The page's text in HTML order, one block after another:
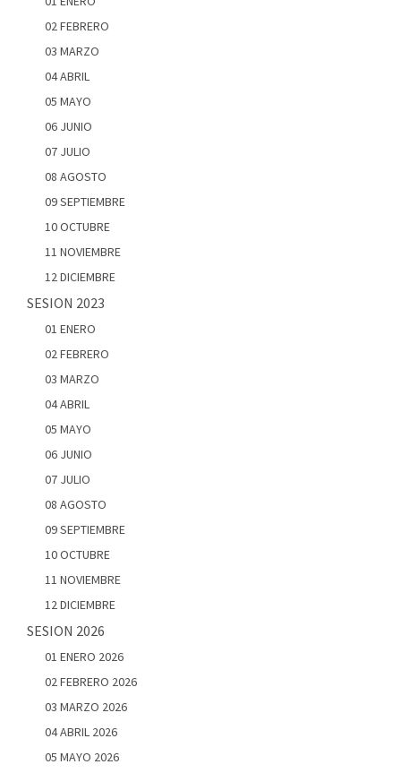
02 FEBRERO
03 MARZO
04 ABRIL
05 MAYO
06 JUNIO
07 JULIO
08 AGOSTO
09 SEPTIEMBRE
10 OCTUBRE
11 NOVIEMBRE
12 DICIEMBRE
SESION 2023
01 ENERO
02 FEBRERO
03 MARZO
04 ABRIL
05 MAYO
06 JUNIO
07 JULIO
08 AGOSTO
09 SEPTIEMBRE
10 OCTUBRE
11 NOVIEMBRE
12 DICIEMBRE
SESION 2026
01 ENERO 2026
02 FEBRERO 2026
03 MARZO 2026
04 ABRIL 2026
05 MAYO 2026